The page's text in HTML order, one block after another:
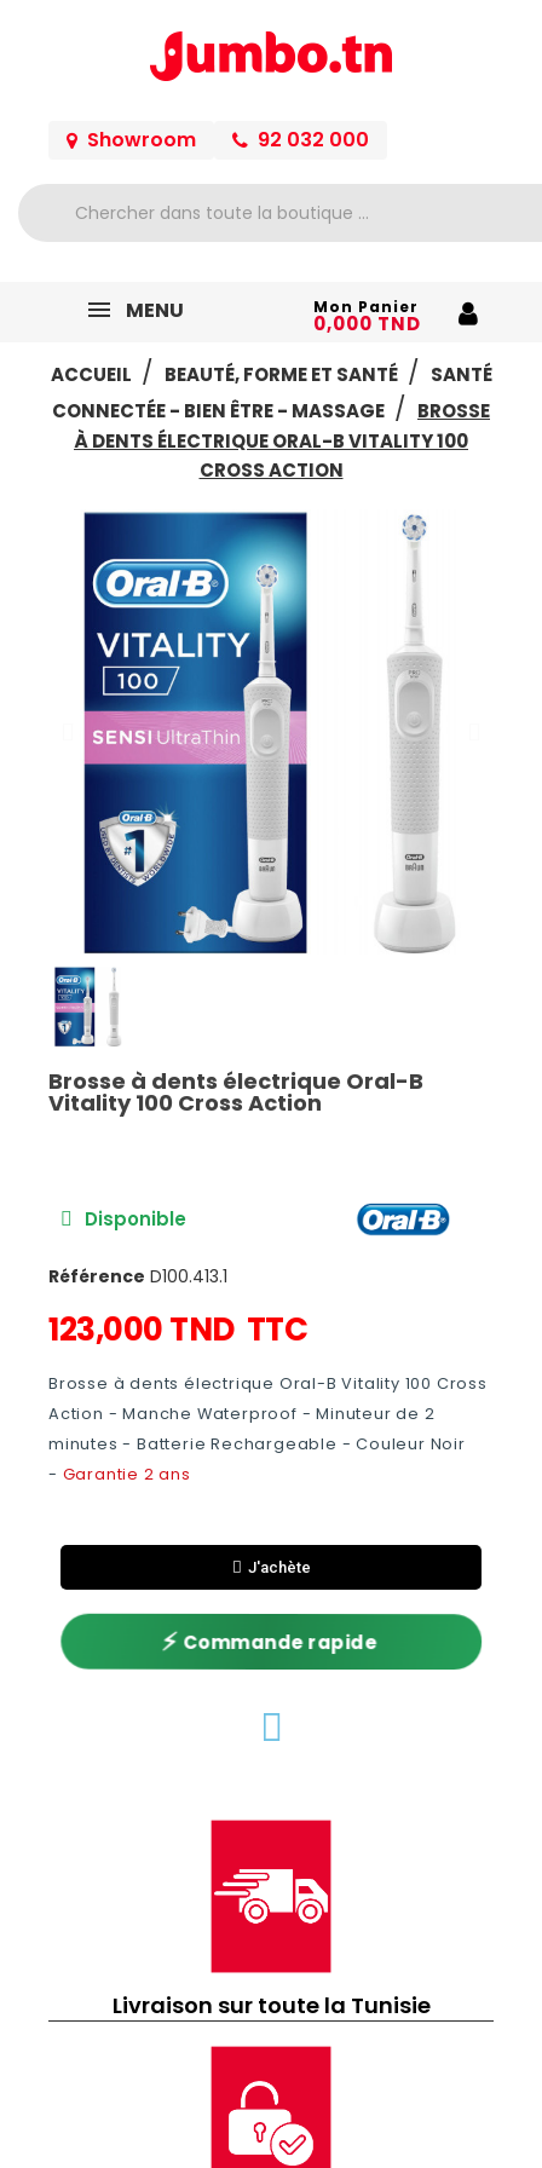
Showroom 92 032 000
MENU Mon Panier
0,000 TND
ACCUEIL
BEAUTÉ, FORME ET SANTÉ
SANTÉ
CONNECTÉE - BIEN ÊTRE - MASSAGE
BROSSE
À DENTS ÉLECTRIQUE ORAL-B VITALITY 100
CROSS ACTION
Brosse à dents électrique Oral-B
Vitality 100 Cross Action
Disponible
Référence D100.413.1
123,000 TND TTC
Brosse à dents électrique Oral-B Vitality 100 Cross
Action - Manche Waterproof - Minuteur de 2
minutes - Batterie Rechargeable - Couleur Noir
- Garantie 2 ans
J'achète
⚡Commande rapide
Livraison sur toute la Tunisie